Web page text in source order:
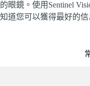
的眼鏡。使用Sentinel
知道您可以獲得最好的信